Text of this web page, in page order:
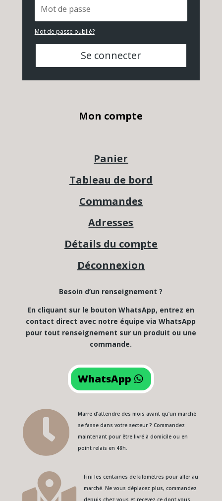
Mot de passe oublié?
Se connecter
Mon compte
Panier
Tableau de bord
Commandes
Adresses
Détails du compte
Déconnexion
Besoin d’un renseignement ?
En cliquant sur le bouton WhatsApp, entrez en
contact direct avec notre équipe via WhatsApp
pour tout renseignement sur un produit ou une
commande.
WhatsApp

Marre d’attendre des mois avant qu’un marché
se fasse dans votre secteur ? Commandez
maintenant pour être livré à domicile ou en
point relais en 48h.
Fini les centaines de kilomètres pour aller au
marché. Ne vous déplacez plus, commandez
depuis chez vous et recevez ce dont vous